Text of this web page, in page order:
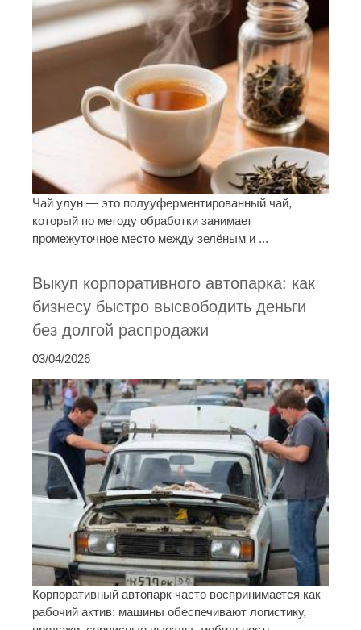
Чай улун — это полууферментированный чай,
который по методу обработки занимает
промежуточное место между зелёным и ...
Выкуп корпоративного автопарка: как
бизнесу быстро высвободить деньги
без долгой распродажи
03/04/2026
Корпоративный автопарк часто воспринимается как
рабочий актив: машины обеспечивают логистику,